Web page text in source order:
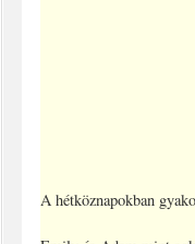
A hétköznapokban